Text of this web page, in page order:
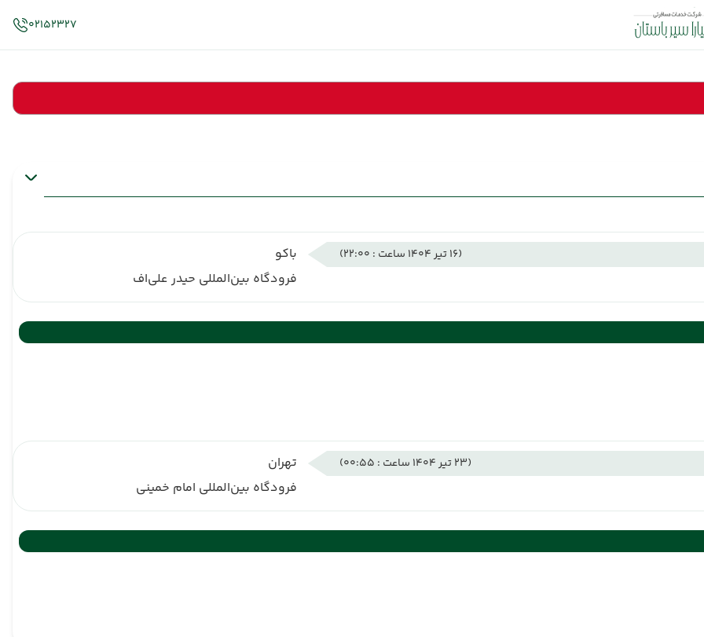
02152327
(16 تیر 1404 ساعت : 22:00)
باکو
فرودگاه بین‌المللی حیدر علی‌اف
(23 تیر 1404 ساعت : 00:55)
تهران
فرودگاه بین‌المللی امام خمینی